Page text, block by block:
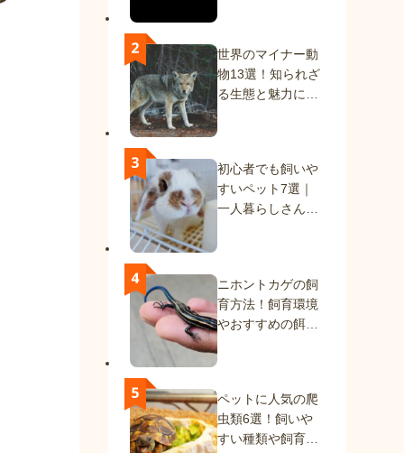
世界のマイナー動
物13選！知られざ
る生態と魅力に迫
初心者でも飼いや
すいペット7選｜
一人暮らしさんに
ニホントカゲの飼
育方法！飼育環境
やおすすめの餌を
ペットに人気の爬
虫類6選！飼いや
すい種類や飼育方